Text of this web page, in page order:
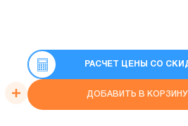
РАСЧЕТ ЦЕНЫ СО
ДОБАВИТЬ В КОРЗИНУ